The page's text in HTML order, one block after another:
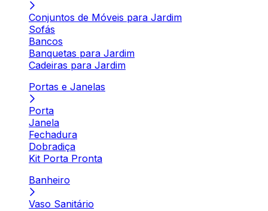
Conjuntos de Móveis para Jardim
Sofás
Bancos
Banquetas para Jardim
Cadeiras para Jardim
Portas e Janelas
Porta
Janela
Fechadura
Dobradiça
Kit Porta Pronta
Banheiro
Vaso Sanitário